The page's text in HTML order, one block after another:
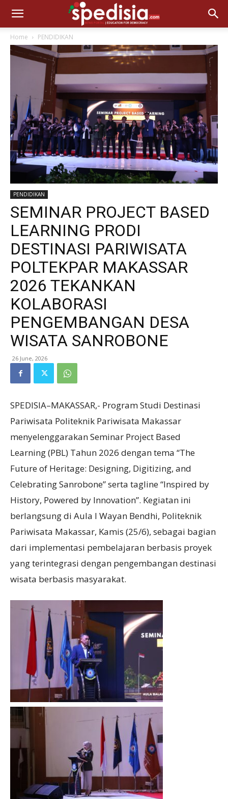
Home PENDIDIKAN
PENDIDIKAN
SEMINAR PROJECT BASED
LEARNING PRODI
DESTINASI PARIWISATA
POLTEKPAR MAKASSAR
2026 TEKANKAN
KOLABORASI
PENGEMBANGAN DESA
WISATA SANROBONE
26 June, 2026
SPEDISIA–MAKASSAR,- Program Studi Destinasi
Pariwisata Politeknik Pariwisata Makassar
menyelenggarakan Seminar Project Based
Learning (PBL) Tahun 2026 dengan tema “The
Future of Heritage: Designing, Digitizing, and
Celebrating Sanrobone” serta tagline “Inspired by
History, Powered by Innovation”. Kegiatan ini
berlangsung di Aula I Wayan Bendhi, Politeknik
Pariwisata Makassar, Kamis (25/6), sebagai bagian
dari implementasi pembelajaran berbasis proyek
yang terintegrasi dengan pengembangan destinasi
wisata berbasis masyarakat.